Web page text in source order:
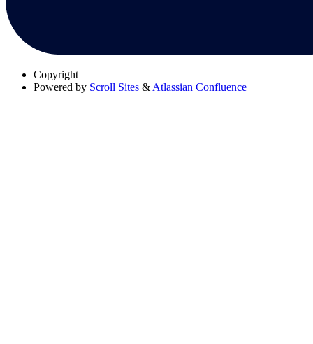
Copyright
Powered by Scroll Sites & Atlassian Confluence